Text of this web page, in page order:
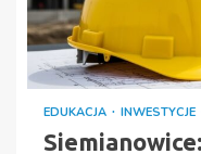
EDUKACJA INWESTYCJE